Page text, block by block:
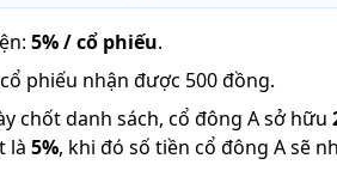
: 5% / cổ phiếu.
phiếu nhận được 500 đồng.
chốt danh sách, cổ đông A sở hữu
là 5%, khi đó số tiền cổ đông A sẽ